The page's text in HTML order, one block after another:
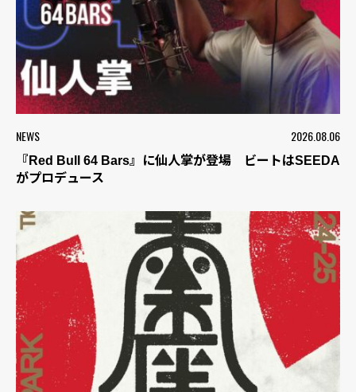
NEWS 2026.08.06
『Red Bull 64 Bars』に仙人掌が登場 ビートはSEEDA
がプロデュース